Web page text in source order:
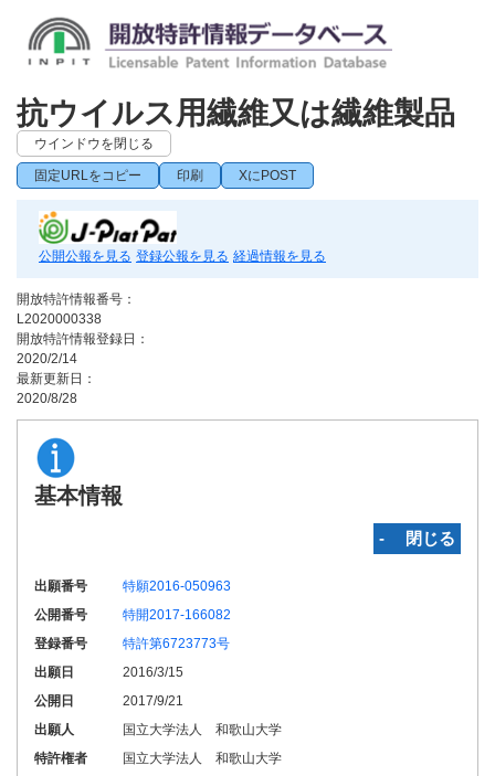
抗ウイルス用繊維又は繊維製品
ウインドウを閉じる
固定URLをコピー 印刷 XにPOST
公開公報を見る 登録公報を見る 経過情報を見る
開放特許情報番号：
L2020000338
開放特許情報登録日：
2020/2/14
最新更新日：
2020/8/28
基本情報
‐ 閉じる
出願番号
特願2016-050963
公開番号
特開2017-166082
登録番号
特許第6723773号
出願日
2016/3/15
公開日
2017/9/21
出願人
国立大学法人 和歌山大学
特許権者
国立大学法人 和歌山大学